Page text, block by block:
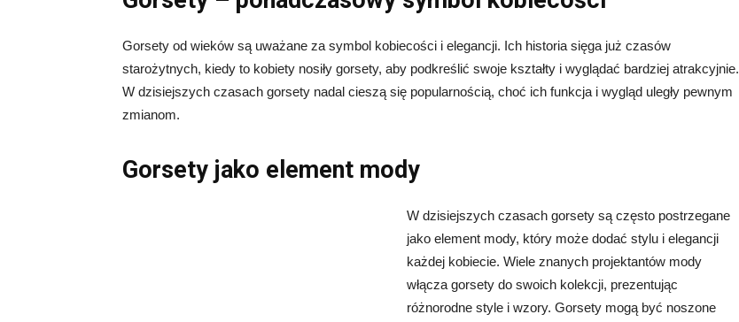
Gorsety od wieków są uważane za symbol kobiecości i elegancji. Ich historia sięga już czasów
starożytnych, kiedy to kobiety nosiły gorsety, aby podkreślić swoje kształty i wyglądać bardziej atrakcyjnie.
W dzisiejszych czasach gorsety nadal cieszą się popularnością, choć ich funkcja i wygląd uległy pewnym
zmianom.
Gorsety jako element mody
W dzisiejszych czasach gorsety są często postrzegane
jako element mody, który może dodać stylu i elegancji
każdej kobiecie. Wiele znanych projektantów mody
włącza gorsety do swoich kolekcji, prezentując
różnorodne style i wzory. Gorsety mogą być noszone